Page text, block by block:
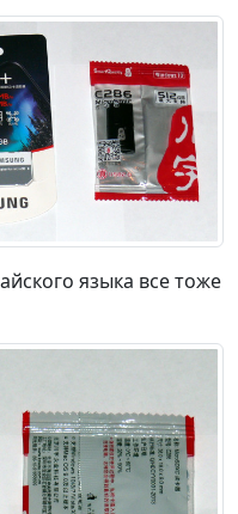
языка все тоже